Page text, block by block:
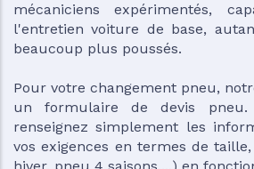
mécaniciens expérimentés,
l'entretien voiture de base,
beaucoup plus poussés.
Pour votre changement pneu,
un formulaire de devis pneu.
renseignez simplement les
vos exigences en termes de